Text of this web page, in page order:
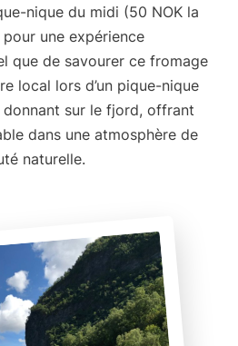
nique du midi (50 NOK la
une expérience
que de savourer ce fromage
local lors d’un pique-nique
sur le fjord, offrant
dans une atmosphère de
naturelle.